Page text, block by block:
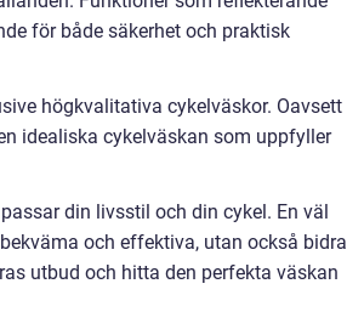
för både säkerhet och praktisk
högkvalitativa cykelväskor. Oavsett
idealiska cykelväskan som uppfyller
din livsstil och din cykel. En väl
och effektiva, utan också bidra
utbud och hitta den perfekta väskan